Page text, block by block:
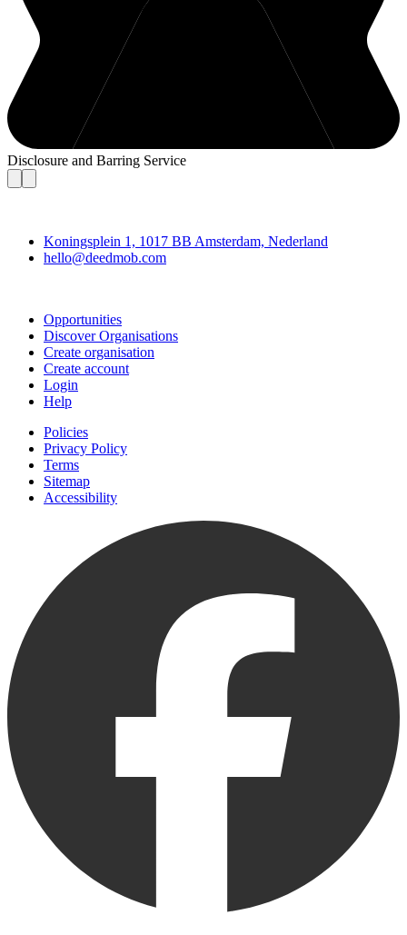
Disclosure and Barring Service
Koningsplein 1, 1017 BB Amsterdam, Nederland
hello@deedmob.com
Opportunities
Discover Organisations
Create organisation
Create account
Login
Help
Policies
Privacy Policy
Terms
Sitemap
Accessibility